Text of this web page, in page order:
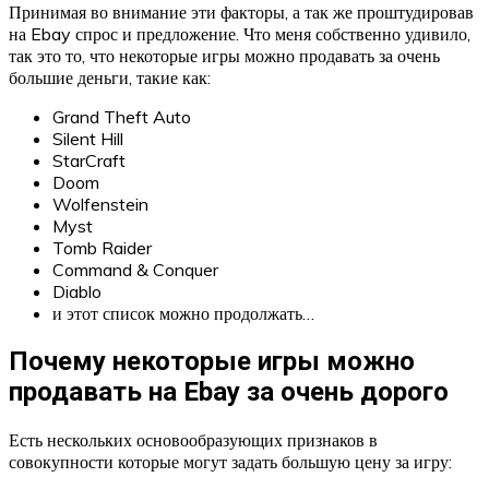
Принимая во внимание эти факторы, а так же проштудировав
на Ebay спрос и предложение. Что меня собственно удивило,
так это то, что некоторые игры можно продавать за очень
большие деньги, такие как:
Grand Theft Auto
Silent Hill
StarCraft
Doom
Wolfenstein
Myst
Tomb Raider
Command & Conquer
Diablo
и этот список можно продолжать…
Почему некоторые игры можно
продавать на Ebay за очень дорого
Есть нескольких основообразующих признаков в
совокупности которые могут задать большую цену за игру: